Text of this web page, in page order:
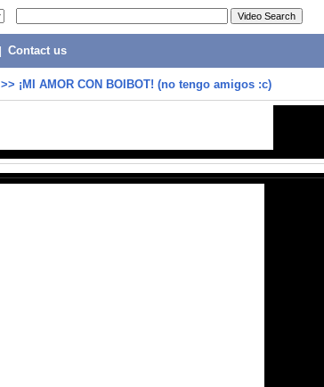
Contact us
>> ¡MI AMOR CON BOIBOT! (no tengo amigos :c)